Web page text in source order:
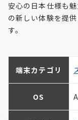
安心の日本仕様も
の新しい体験を提
す。
端末カテゴリ
OS